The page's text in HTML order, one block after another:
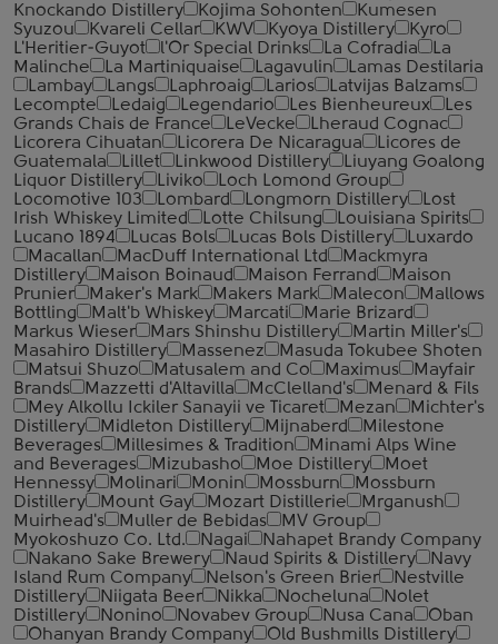
Knockando Distillery
Kojima Sohonten
Kumesen
Syuzou
Kvareli Cellar KWV Kyoya Distillery
Kyro
L'Heritier-Guyot
l'Or Special Drinks La Cofradia
La
Malinche
La Martiniquaise Lagavulin
Lamas Destilaria
Lambay
Langs Laphroaig Larios
Latvijas Balzams
Lecompte
Ledaig Legendario Les Bienheureux
Les
Grands Chais de France
LeVecke
Lheraud Cognac
Licorera Cihuatan
Licorera De Nicaragua
Licores de
Guatemala
Lillet Linkwood Distillery
Liuyang Goalong
Liquor Distillery
Liviko
Loch Lomond Group
Locomotive 103
Lombard Longmorn Distillery
Lost
Irish Whiskey Limited
Lotte Chilsung
Louisiana Spirits
Lucano 1894
Lucas Bols Lucas Bols Distillery
Luxardo
Macallan
MacDuff International Ltd
Mackmyra
Distillery
Maison Boinaud Maison Ferrand
Maison
Prunier
Maker's Mark Makers Mark Malecon
Mallows
Bottling
Malt'b Whiskey Marcati
Marie Brizard
Markus Wieser
Mars Shinshu Distillery
Martin Miller's
Masahiro Distillery
Massenez
Masuda Tokubee Shoten
Matsui Shuzo
Matusalem and Co Maximus
Mayfair
Brands
Mazzetti d'Altavilla McClelland's
Menard & Fils
Mey Alkollu Ickiler Sanayii ve Ticaret
Mezan
Michter's
Distillery
Midleton Distillery Mijnaberd
Milestone
Beverages
Millesimes & Tradition
Minami Alps Wine
and Beverages
Mizubasho Moe Distillery
Moet
Hennessy
Molinari Monin Mossburn
Mossburn
Distillery
Mount Gay Mozart Distillerie
Mrganush
Muirhead's
Muller de Bebidas
MV Group
Myokoshuzo Co. Ltd.
Nagai
Nahapet Brandy Company
Nakano Sake Brewery
Naud Spirits & Distillery
Navy
Island Rum Company
Nelson's Green Brier
Nestville
Distillery
Niigata Beer Nikka Nocheluna
Nolet
Distillery
Nonino Novabev Group Nusa Cana
Oban
Ohanyan Brandy Company
Old Bushmills Distillery